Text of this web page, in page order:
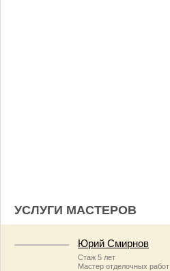
УСЛУГИ МАСТЕРОВ
Юрий Смирнов
Стаж 5 лет
Мастер отделочных работ